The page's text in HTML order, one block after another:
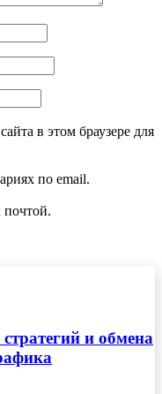
в этом браузере для
по email.
почтой.
и обмена